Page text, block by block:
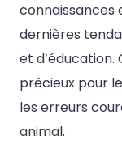
connaissances
dernières
et
précieux pour
les erreurs
animal.